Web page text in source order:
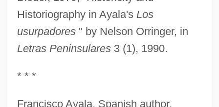
Historiography in Ayala's Los
usurpadores" by Nelson Orringer, in
Letras Peninsulares3 (1), 1990.
* * *
Francisco Ayala, Spanish author,